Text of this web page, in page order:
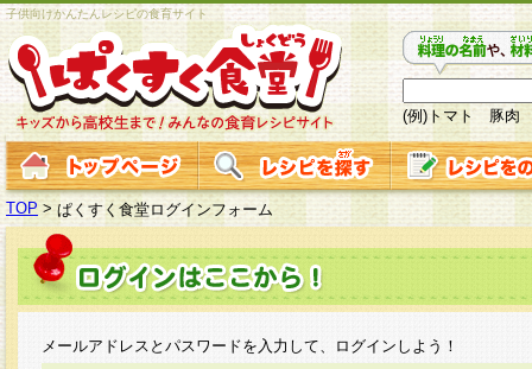
子供向けかんたんレシピの食育サイト
(例)トマト 豚肉
TOP > ぱくすく食堂ログインフォーム
メールアドレスとパスワードを入力して、ログインしよう！